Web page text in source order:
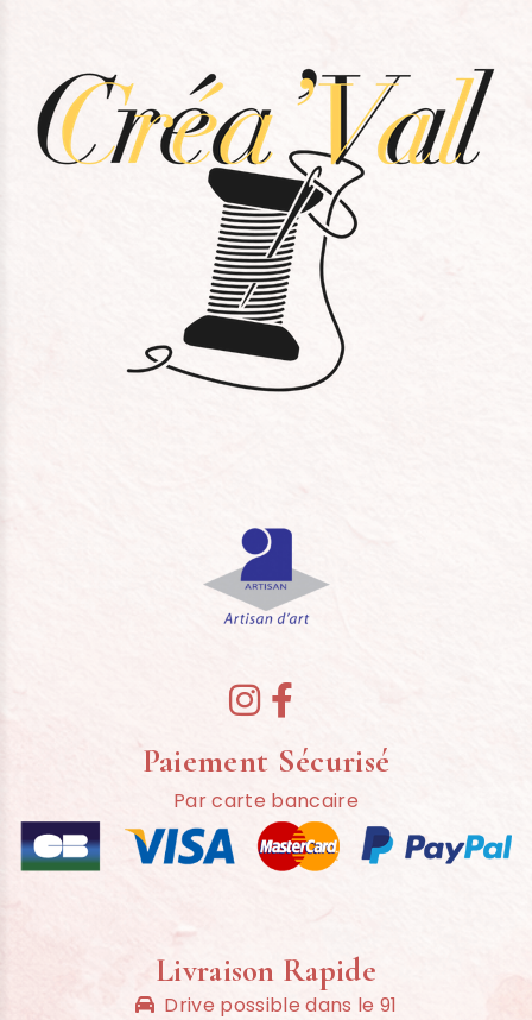
 
Paiement Sécurisé
Par carte bancaire
Livraison Rapide
Drive possible dans le 91